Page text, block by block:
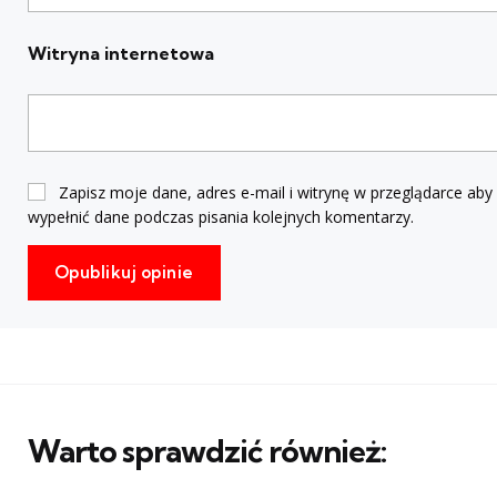
Witryna internetowa
Zapisz moje dane, adres e-mail i witrynę w przeglądarce aby
wypełnić dane podczas pisania kolejnych komentarzy.
Warto sprawdzić również: